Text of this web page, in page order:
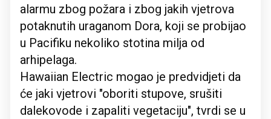
alarmu zbog požara i zbog jakih vjetrova
potaknutih uraganom Dora, koji se probijao
u Pacifiku nekoliko stotina milja od
arhipelaga.
Hawaiian Electric mogao je predvidjeti da
će jaki vjetrovi "oboriti stupove, srušiti
dalekovode i zapaliti vegetaciju", tvrdi se u